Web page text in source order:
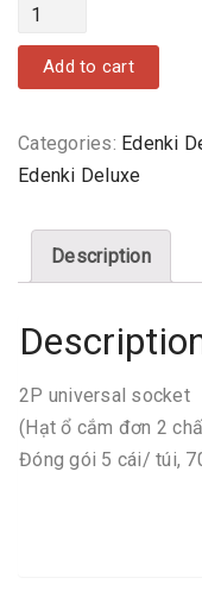
Quantity
Add to cart
Categories: Edenki
Edenki Deluxe
Description
2P universal socket
(Hạt ổ cắm đơn 2
Đóng gói 5 cái/ túi,